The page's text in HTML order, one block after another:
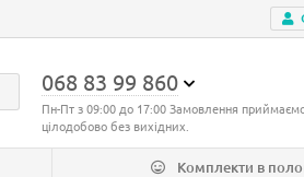
068 83 99 860
Пн-Пт з 09:00 до 17:00 Замовлення
цілодобово без вихідних.
Комплекти в